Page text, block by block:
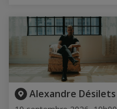
Alexandre Désilets